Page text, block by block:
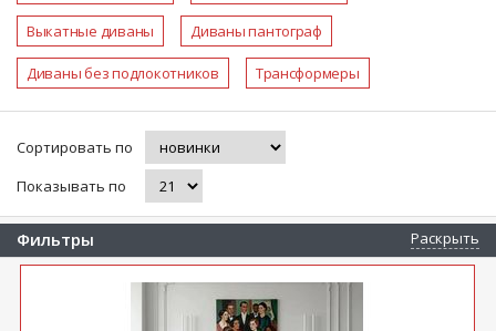
Выкатные диваны Диваны пантограф
Диваны без подлокотников Трансформеры
Сортировать по
Показывать по
Фильтры Раскрыть